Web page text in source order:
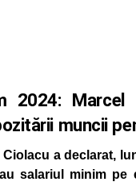
2024:
muncii
Ciolacu a declarat,
salariul minim pe